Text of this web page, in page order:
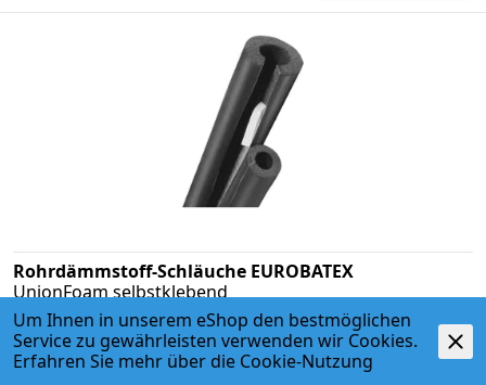
Rohrdämmstoff-Schläuche EUROBATEX
UnionFoam selbstklebend
Produkt: EB000
ab CHF / m
15.31 Alle Varianten
Um Ihnen in unserem eShop den bestmöglichen
Service zu gewährleisten verwenden wir Cookies.
Erfahren Sie mehr über die Cookie-Nutzung